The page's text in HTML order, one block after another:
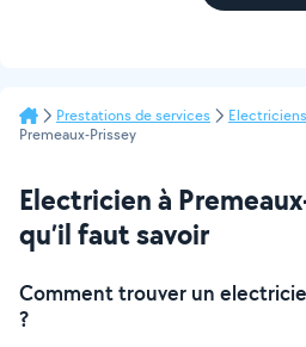
Prestations de services Electriciens
Premeaux-Prissey
Electricien à
qu’il faut savoir
Comment trouver un
?